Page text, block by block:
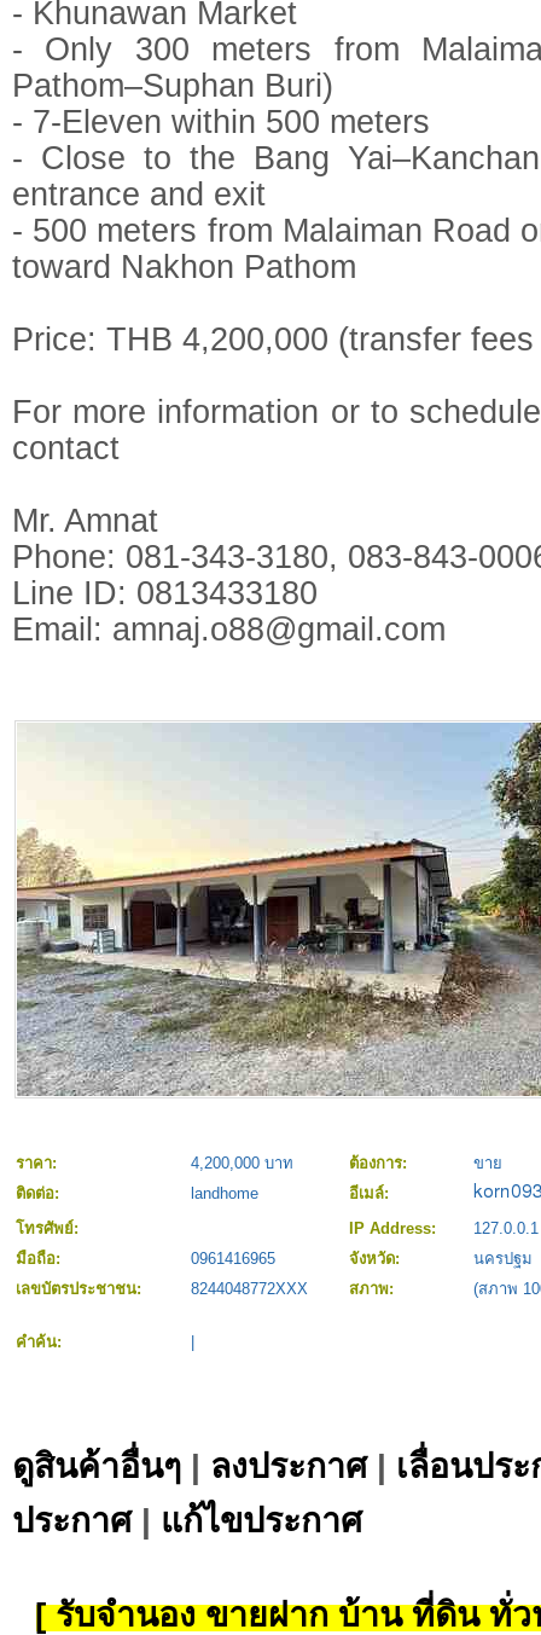
- Khunawan Market
- Only 300 meters from
Pathom–Suphan Buri)
- 7-Eleven within 500 meters
- Close to the Bang
entrance and exit
- 500 meters from Malaiman Road
toward Nakhon Pathom
Price: THB 4,200,000 (transfer
For more information or to
contact
Mr. Amnat
Phone: 081-343-3180, 083-843-
Line ID: 0813433180
Email: amnaj.o88@gmail.com
ราคา: 4,200,000 บาท ต้องการ:
ขาย
ติดต่อ:
landhome
อีเมล์:
โทรศัพย์:
IP Address:
127.0.0.1
มือถือ:
0961416965 จังหวัด:
นครปฐม
เลขบัตรประชาชน:
8244048772XXX สภาพ: (สภาพ
คำค้น:
ดูสินค้าอื่นๆ | ลงประกาศ| เลื่อนปร
ประกาศ| แก้ไขประกาศ
[ รับจำนอง ขายฝาก บ้าน ที่ดิน ทั่ว